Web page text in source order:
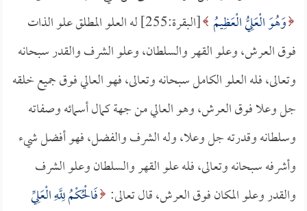
وَهُوَ الْعَلِيُّ الْعَظِيمُ
[البقرة:255] له العلو المطلق علو الذات
فوق العرش، وعلو القهر والسلطان، وعلو الشرف والقدر سبحانه
وتعالى، فله العلو الكامل سبحانه وتعالى، فهو العالي فوق جميع خلقه
جل وعلا فوق العرش، وهو العالي من جهة كمال أسمائه وصفاته
وسلطانه وقدرته جل وعلا، وله الشرف والفضل، فهو أفضل شيء
وأشرفه سبحانه وتعالى، فله علو القهر والسلطان وعلو الشرف
والقدر وعلو المكان فوق العرش، قال تعالى: فَالْحُكْمُ لِلَّهِ الْعَلِيِّ